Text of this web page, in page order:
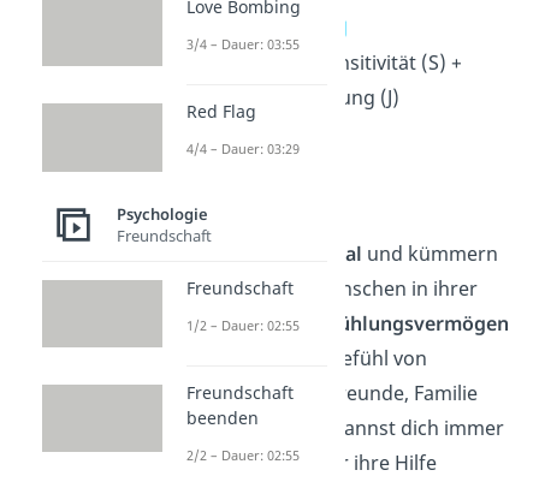
9. Verteidiger — ISFJ
Introversion (I) + Sensitivität (S) +
Fühlen (F) + Beurteilung (J)
→ zuverlässig
→ hilfsbereit
sozial und kümmern
sich gern um Mitmenschen in ihrer
Umgebung. Ihr Einfühlungsvermögen
strahlt ein starkes Gefühl von
Sicherheit aus. Ob Freunde, Familie
oder Kollegen – du kannst dich immer
auf sie verlassen. Für ihre Hilfe
Love Bombing
3/4 – Dauer: 03:55
Red Flag
4/4 – Dauer: 03:29
Psychologie
Freundschaft
Freundschaft
1/2 – Dauer: 02:55
Freundschaft
beenden
2/2 – Dauer: 02:55